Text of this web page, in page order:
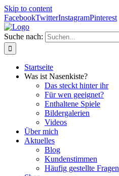
Skip to content
FacebookTwitterInstagramPinterest
Suche nach:
Startseite
Was ist Nasenkiste?
Das steckt hinter ihr
Für wen geeignet?
Enthaltene Spiele
Bildergalerien
Videos
Über mich
Aktuelles
Blog
Kundenstimmen
Häufig gestellte Fragen